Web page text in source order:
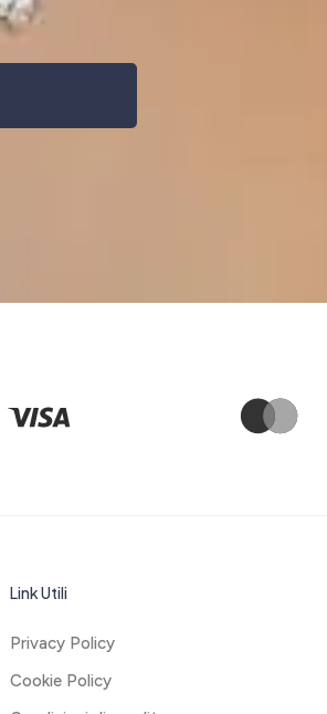
Link Utili
Privacy Policy
Cookie Policy